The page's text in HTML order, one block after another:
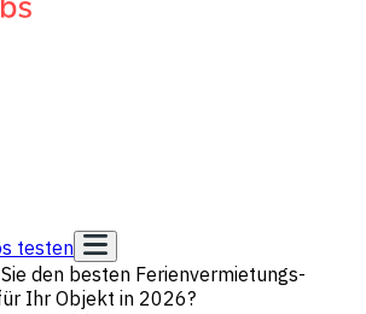
testen
den besten Ferienvermietungs-
Ihr Objekt in 2026?